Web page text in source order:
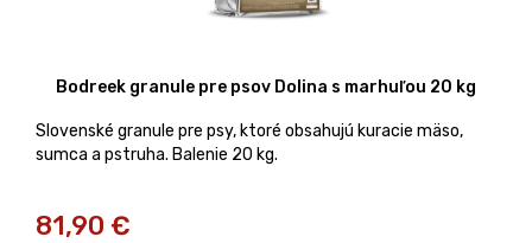
Bodreek granule pre psov Dolina s marhuľou 20 kg
Slovenské granule pre psy, ktoré obsahujú kuracie mäso,
sumca a pstruha. Balenie 20 kg.
81,90 €